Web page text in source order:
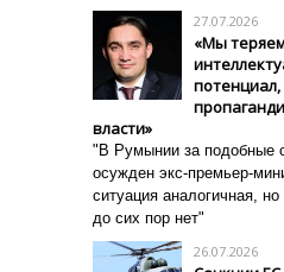
27.07.2026
«Мы
власти»
"В Румынии за подобные
осужден экс-премьер-
ситуация аналогичная,
до сих пор нет"
26.07.2026